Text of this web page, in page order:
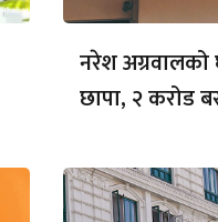
नरेश अग्रवालको
छापा, २ करोड